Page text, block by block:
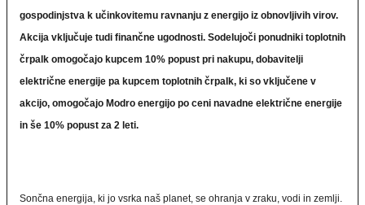
gospodinjstva k učinkovitemu ravnanju z energijo iz obnovljivih virov.
Akcija vključuje tudi finančne ugodnosti. Sodelujoči ponudniki toplotnih
črpalk omogočajo kupcem 10% popust pri nakupu, dobavitelji
električne energije pa kupcem toplotnih črpalk, ki so vključene v
akcijo, omogočajo Modro energijo po ceni navadne električne energije
in še 10% popust za 2 leti.
Sončna energija, ki jo vsrka naš planet, se ohranja v zraku, vodi in zemlji.